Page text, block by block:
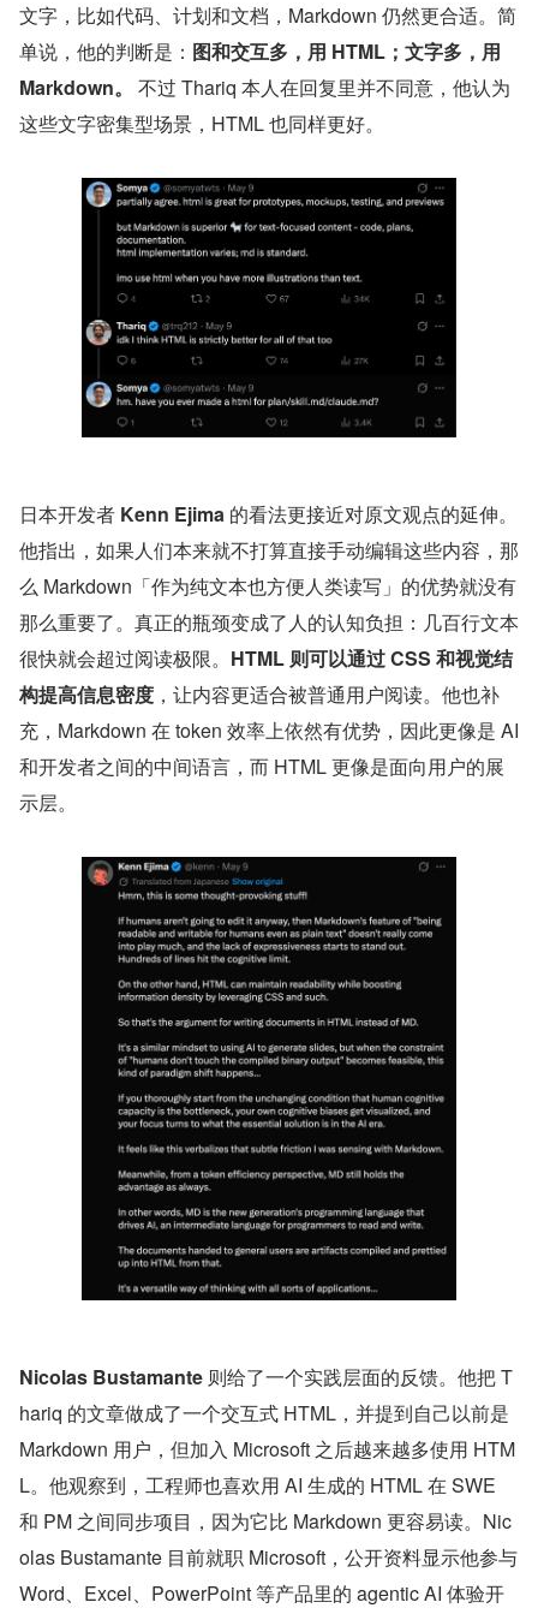
文字，比如代码、计划和文档，Markdown 仍然更合适。简
单说，他的判断是： 图和交互多，用 HTML；文字多，用
Markdown。
不过 Thariq 本人在回复里并不同意，他认为
这些文字密集型场景，HTML 也同样更好。
日本开发者 Kenn Ejima 的看法更接近对原文观点的延伸。
他指出，如果人们本来就不打算直接手动编辑这些内容，那
么 Markdown「作为纯文本也方便人类读写」的优势就没有
那么重要了。真正的瓶颈变成了人的认知负担：几百行文本
很快就会超过阅读极限。 HTML 则可以通过 CSS 和视觉结
构提高信息密度 ，让内容更适合被普通用户阅读。他也补
充，Markdown 在 token 效率上依然有优势，因此更像是 AI
和开发者之间的中间语言，而 HTML 更像是面向用户的展
示层。
Nicolas Bustamante 则给了一个实践层面的反馈。他把 T
hariq 的文章做成了一个交互式 HTML，并提到自己以前是
Markdown 用户，但加入 Microsoft 之后越来越多使用 HTM
L。他观察到，工程师也喜欢用 AI 生成的 HTML 在 SWE
和 PM 之间同步项目，因为它比 Markdown 更容易读。Nic
olas Bustamante 目前就职 Microsoft，公开资料显示他参与
Word、Excel、PowerPoint 等产品里的 agentic AI 体验开